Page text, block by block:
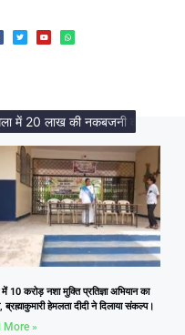
की नकबजनी का पर्दाफाश, 2
10 करोड़ नशा मुक्ति प्रतिज्ञा अभियान का
ब्रह्माकुमारी हेमलता दीदी ने दिलाया संकल्प।
More »